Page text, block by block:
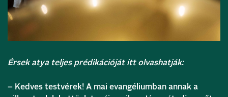
Érsek atya teljes prédikációját itt olvashatják:
– Kedves testvérek! A mai evangéliumban annak a